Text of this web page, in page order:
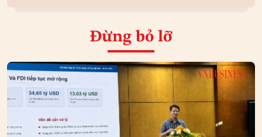
Đừng bỏ lỡ